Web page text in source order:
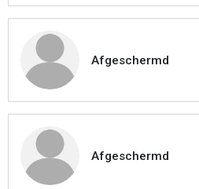
Afgeschermd
Afgeschermd